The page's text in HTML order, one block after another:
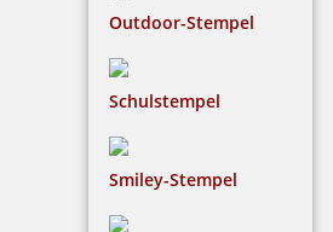
Outdoor-Stempel
Schulstempel
Smiley-Stempel